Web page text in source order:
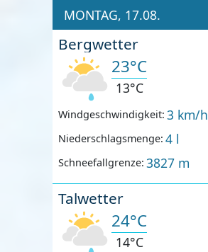
MONTAG, 17.08.
Bergwetter
23°C
13°C
Windgeschwindigkeit: 3 km/h
Niederschlagsmenge: 4 l
Schneefallgrenze: 3827 m
Talwetter
24°C
14°C